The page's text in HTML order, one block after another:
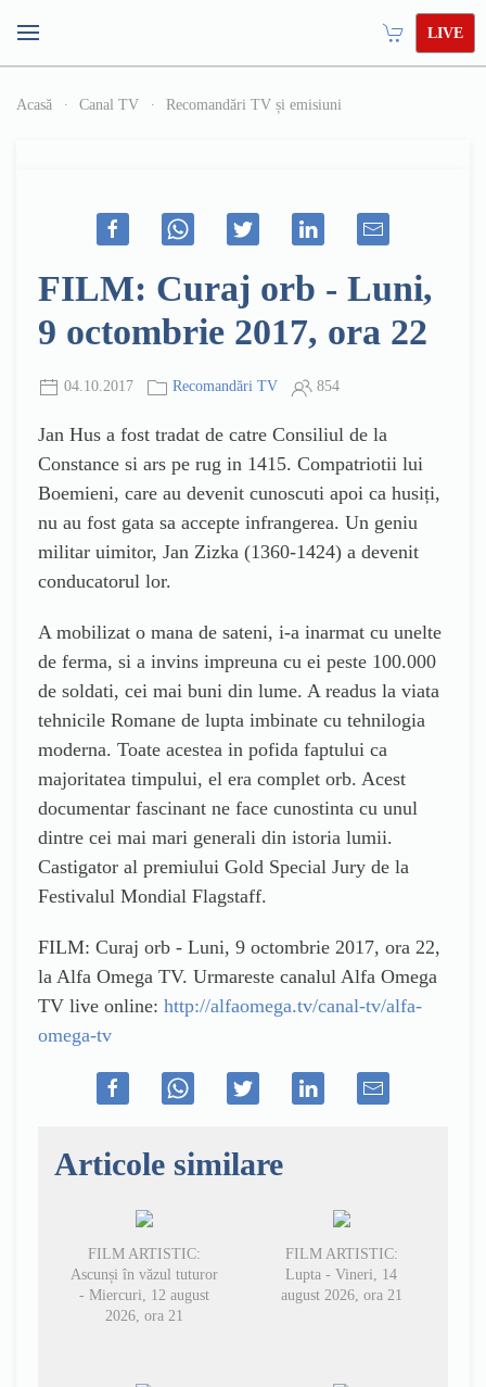
LIVE
Acasă Canal TV Recomandări TV și emisiuni
FILM: Curaj orb - Luni,
9 octombrie 2017, ora 22
04.10.2017 Recomandări TV 854
Jan Hus a fost tradat de catre Consiliul de la
Constance si ars pe rug in 1415. Compatriotii lui
Boemieni, care au devenit cunoscuti apoi ca husiți,
nu au fost gata sa accepte infrangerea. Un geniu
militar uimitor, Jan Zizka (1360-1424) a devenit
conducatorul lor.
A mobilizat o mana de sateni, i-a inarmat cu unelte
de ferma, si a invins impreuna cu ei peste 100.000
de soldati, cei mai buni din lume. A readus la viata
tehnicile Romane de lupta imbinate cu tehnilogia
moderna. Toate acestea in pofida faptului ca
majoritatea timpului, el era complet orb. Acest
documentar fascinant ne face cunostinta cu unul
dintre cei mai mari generali din istoria lumii.
Castigator al premiului Gold Special Jury de la
Festivalul Mondial Flagstaff.
FILM: Curaj orb - Luni, 9 octombrie 2017, ora 22,
la Alfa Omega TV. Urmareste canalul Alfa Omega
TV live online: http://alfaomega.tv/canal-tv/alfa-
omega-tv
Articole similare
FILM ARTISTIC:
Ascunși în văzul tuturor
- Miercuri, 12 august
2026, ora 21
FILM ARTISTIC:
Lupta - Vineri, 14
august 2026, ora 21